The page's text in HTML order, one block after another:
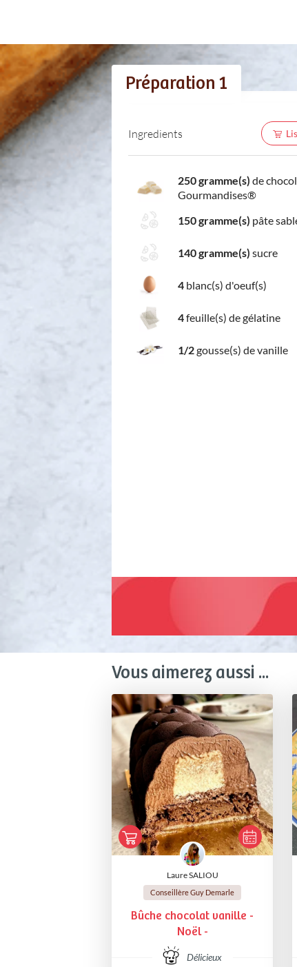
Préparation 1
Ingredients
250 gramme(s) de
Gourmandises®
150 gramme(s) pâte
140 gramme(s) sucre
4 blanc(s) d'oeuf(s)
4feuille(s) de gélatine
1/2gousse(s) de vanille
Vous aimerez aussi ...
Laure SALIOU
Conseillère Guy Demarle
Bûche chocolat vanille -
Noël -
Délicieux